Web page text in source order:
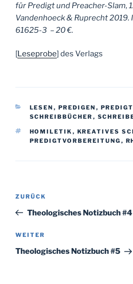
für Predigt und Preacher-Slam,
Vandenhoeck & Ruprecht
61625-3 – 20 €.
[Leseprobe] des Verlags
KATEGORIEN
LESEN , PREDIGEN ,
SCHREIBBÜCHER ,
SCHLAGWÖRTER
HOMILETIK , KREATIVES
PREDIGTVORBEREITUNG ,
Beitragsnavigation
Vorheriger
Beitrag
ZURÜCK
Theologisches Notizbuch #4
Nächster
Beitrag
WEITER
Theologisches Notizbuch #5